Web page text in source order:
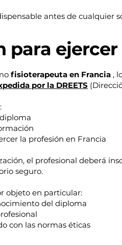
antes de cualquier
para
fisioterapeuta en Francia ,
por la DREETS
la profesión en Francia
el profesional deberá
seguro.
objeto en particular:
del diploma
con las normas éticas